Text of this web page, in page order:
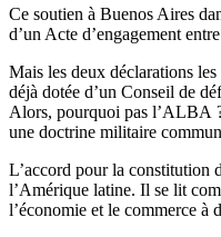
Ce soutien à Buenos Aires
d’un Acte d’engagement
Mais les deux déclarations
déjà dotée d’un Conseil de
Alors, pourquoi pas l’ALBA ?
une doctrine militaire
L’accord pour la constitution
l’Amérique latine. Il se lit
l’économie et le commerce à